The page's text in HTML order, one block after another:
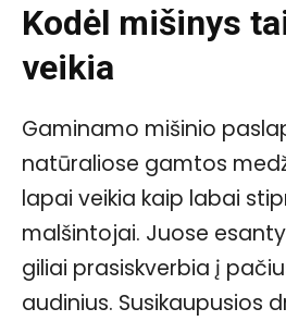
Kodėl mišinys
veikia
Gaminamo mišinio
natūraliose gamtos
lapai veikia kaip labai
malšintojai. Juose
giliai prasiskverbia į
audinius. Susikaupusios